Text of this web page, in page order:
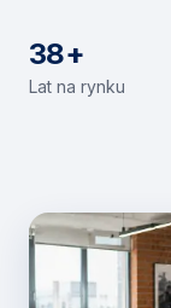
38+
Lat na rynku